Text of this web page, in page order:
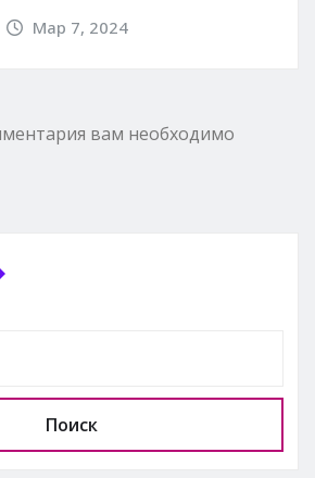
Мар 7, 2024
вам необходимо
Поиск